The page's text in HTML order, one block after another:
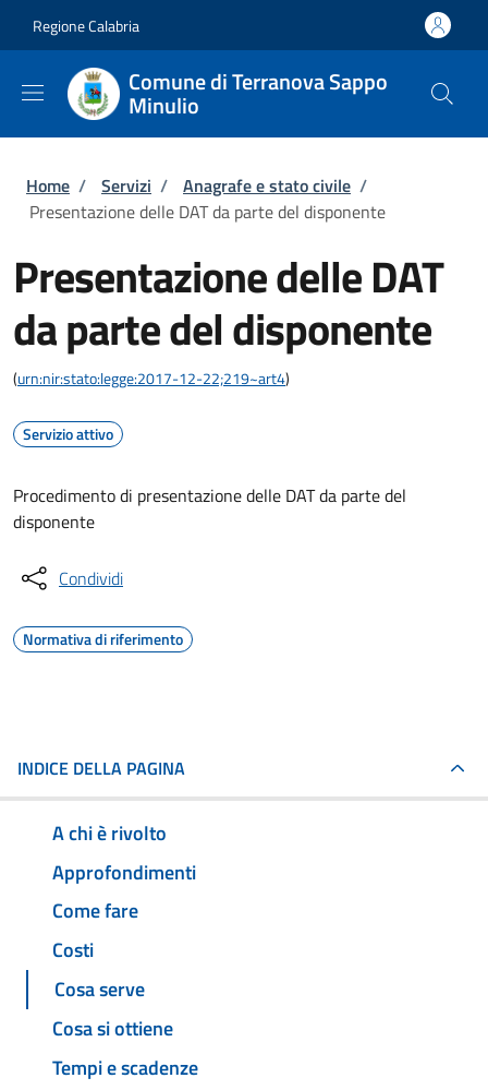
Regione Calabria
Comune di Terranova Sappo
Minulio
Briciole di pane
Home / Servizi / Anagrafe e stato civile /
Presentazione delle DAT da parte del disponente
Presentazione delle DAT
da parte del disponente
(urn:nir:stato:legge:2017-12-22;219~art4)
Servizio attivo
Procedimento di presentazione delle DAT da parte del
disponente
Condividi
Normativa di riferimento
INDICE DELLA PAGINA
A chi è rivolto
Approfondimenti
Come fare
Costi
Cosa serve
Cosa si ottiene
Tempi e scadenze